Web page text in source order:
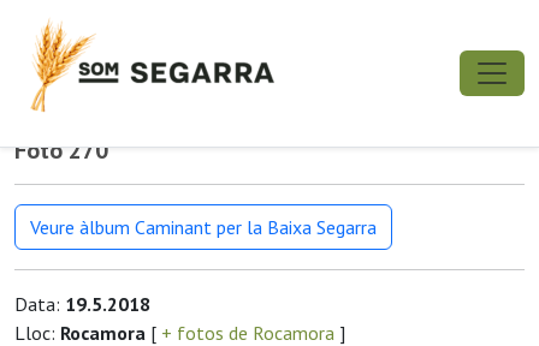
Foto 270
Veure àlbum Caminant per la Baixa Segarra
Data: 19.5.2018
Lloc: Rocamora [ + fotos de Rocamora ]